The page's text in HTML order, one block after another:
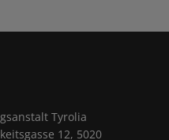
Tyrolia
12, 5020